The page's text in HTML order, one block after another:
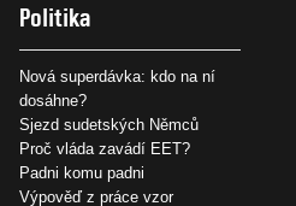
Politika
Nová superdávka: kdo na ní
dosáhne?
Sjezd sudetských Němců
Proč vláda zavádí EET?
Padni komu padni
Výpověď z práce vzor